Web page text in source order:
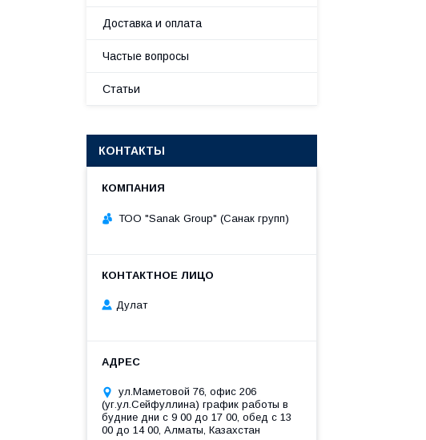
Доставка и оплата
Частые вопросы
Статьи
КОНТАКТЫ
ТОО "Sanak Group" (Санак групп)
Дулат
ул.Маметовой 76, офис 206
(уг.ул.Сейфуллина) график работы в
будние дни с 9 00 до 17 00, обед с 13
00 до 14 00, Алматы, Казахстан